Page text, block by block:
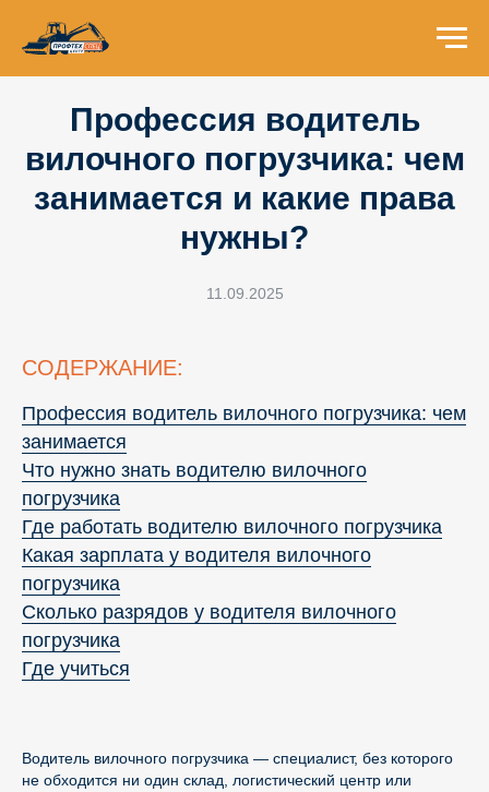
Профессия водитель
вилочного погрузчика: чем
занимается и какие права
нужны?
11.09.2025
СОДЕРЖАНИЕ:
Профессия водитель вилочного погрузчика: чем
занимается
Что нужно знать водителю вилочного
погрузчика
Где работать водителю вилочного погрузчика
Какая зарплата у водителя вилочного
погрузчика
Сколько разрядов у водителя вилочного
погрузчика
Где учиться
Водитель вилочного погрузчика — специалист, без которого
не обходится ни один склад, логистический центр или